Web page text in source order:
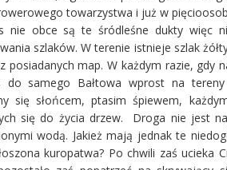
towarzystwa i już w
nie obce są te śródleśne dukty więc
szlaków. W terenie istnieje szlak
posiadanych map. W każdym razie, gdy
do samego Bałtowa wprost na tereny
się słońcem, ptasim śpiewem,
się do życia drzew. Droga nie jest
wodą. Jakież mają jednak te
kuropatwa? Po chwili zaś ucieka